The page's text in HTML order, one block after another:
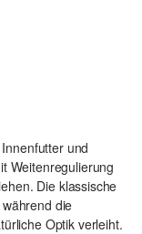
und
Weitenregulierung
Die klassische
die
Optik verleiht.